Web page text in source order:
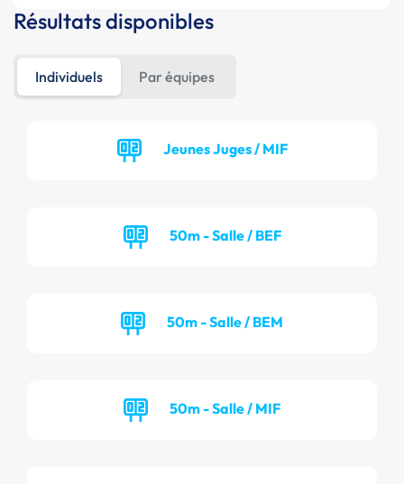
Résultats disponibles
Individuels Par équipes
Jeunes Juges / MIF
50m - Salle / BEF
50m - Salle / BEM
50m - Salle / MIF